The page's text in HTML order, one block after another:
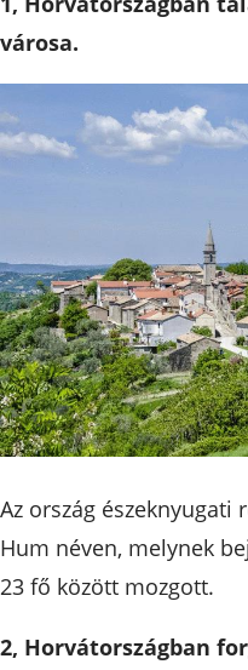
városa.
Az ország észeknyugati
Hum néven, melynek
23 fő között mozgott.
2, Horvátországban